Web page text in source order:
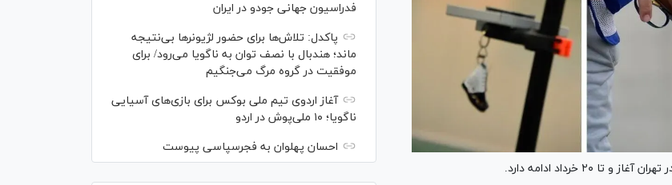
فدراسیون جهانی جودو در ایران
پاکدل: تلاش‌ها برای حضور لژیونر‌ها بی‌نتیجه
ماند؛ هندبال با نصف توان به ناگویا می‌رود/ برای
موفقیت در گروه مرگ می‌جنگیم
آغاز اردوی تیم ملی بوکس برای بازی‌های آسیایی
ناگویا؛ ۱۰ ملی‌پوش در اردو
احسان پهلوان به فجرسپاسی پیوست